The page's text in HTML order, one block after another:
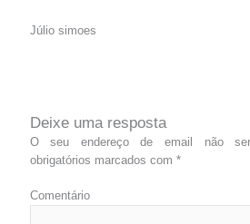
Júlio simoes
Deixe uma resposta
O seu endereço de email não
obrigatórios marcados com *